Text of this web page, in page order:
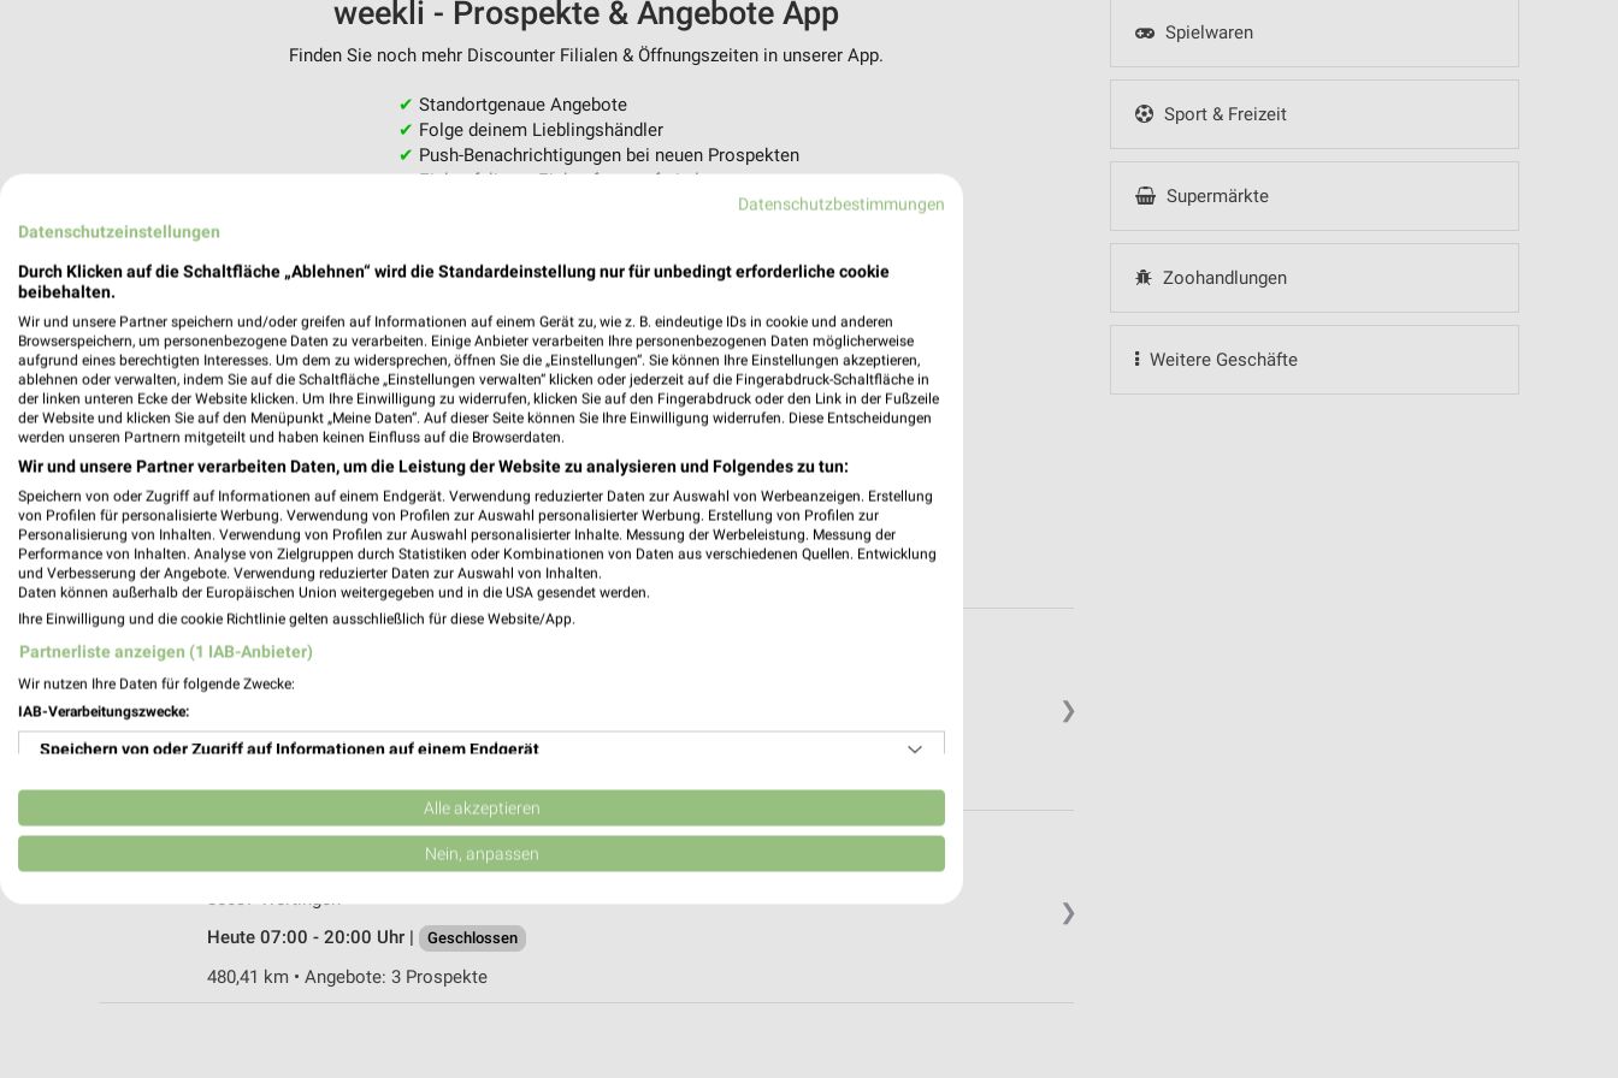
Spielwaren
Sport & Freizeit
Supermärkte
Zoohandlungen
Weitere Geschäfte
weekli - Prospekte & Angebote App
Finden Sie noch mehr Discounter Filialen & Öffnungszeiten in unserer App.
✔ Standortgenaue Angebote
✔ Folge deinem Lieblingshändler
✔ Push-Benachrichtigungen bei neuen Prospekten
✔Einkaufsliste - Einkauf stressfrei planen
❯
Lidl Wertingen
86637 Wertingen
Heute 07:00 - 20:00 Uhr | Geschlossen
❯
Netto Marken-Discount Wertingen
Gottmannshofer Str. 1
86637 Wertingen
Heute 07:00 - 20:00 Uhr |
Geschlossen
480,41 km • Angebote: 3 Prospekte
Datenschutzbestimmungen
Datenschutzeinstellungen
Durch Klicken auf die Schaltfläche „Ablehnen“ wird die Standardeinstellung nur für unbedingt erforderliche cookie
beibehalten.
Wir und unsere Partner speichern und/oder greifen auf Informationen auf einem Gerät zu, wie z. B. eindeutige IDs in cookie und anderen
Browserspeichern, um personenbezogene Daten zu verarbeiten. Einige Anbieter verarbeiten Ihre personenbezogenen Daten möglicherweise
aufgrund eines berechtigten Interesses. Um dem zu widersprechen, öffnen Sie die „Einstellungen“. Sie können Ihre Einstellungen akzeptieren,
ablehnen oder verwalten, indem Sie auf die Schaltfläche „Einstellungen verwalten“ klicken oder jederzeit auf die Fingerabdruck-Schaltfläche in
der linken unteren Ecke der Website klicken. Um Ihre Einwilligung zu widerrufen, klicken Sie auf den Fingerabdruck oder den Link in der Fußzeile
der Website und klicken Sie auf den Menüpunkt „Meine Daten“. Auf dieser Seite können Sie Ihre Einwilligung widerrufen. Diese Entscheidungen
werden unseren Partnern mitgeteilt und haben keinen Einfluss auf die Browserdaten.
Wir und unsere Partner verarbeiten Daten, um die Leistung der Website zu analysieren und Folgendes zu tun:
Speichern von oder Zugriff auf Informationen auf einem Endgerät. Verwendung reduzierter Daten zur Auswahl von Werbeanzeigen. Erstellung
von Profilen für personalisierte Werbung. Verwendung von Profilen zur Auswahl personalisierter Werbung. Erstellung von Profilen zur
Personalisierung von Inhalten. Verwendung von Profilen zur Auswahl personalisierter Inhalte. Messung der Werbeleistung. Messung der
Performance von Inhalten. Analyse von Zielgruppen durch Statistiken oder Kombinationen von Daten aus verschiedenen Quellen. Entwicklung
und Verbesserung der Angebote. Verwendung reduzierter Daten zur Auswahl von Inhalten.
Daten können außerhalb der Europäischen Union weitergegeben und in die USA gesendet werden.
Ihre Einwilligung und die cookie Richtlinie gelten ausschließlich für diese Website/App.
Partnerliste anzeigen (1 IAB-Anbieter)
Wir nutzen Ihre Daten für folgende Zwecke:
IAB-Verarbeitungszwecke:
Speichern von oder Zugriff auf Informationen auf einem Endgerät
Verwendung reduzierter Daten zur Auswahl von Werbeanzeigen
Erstellung von Profilen für personalisierte Werbung
Erstellung von Profilen zur Personalisierung von Inhalten
Alle akzeptieren
Nein, anpassen